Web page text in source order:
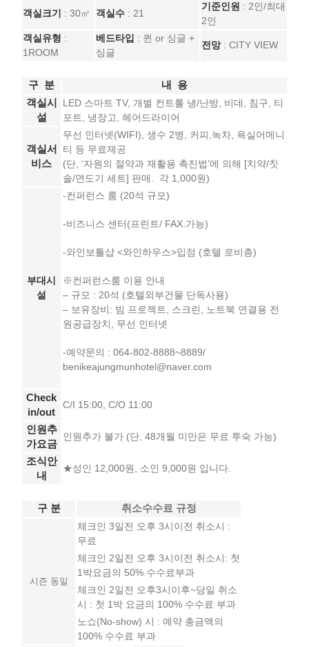
객실크기 : 30㎡ 객실수 : 21
기준인원 : 2인/최대
2인
객실유형 :
1ROOM
베드타입 : 퀸 or 싱글 +
싱글
전망: CITY VIEW
구 분
내 용
객실시
설
LED 스마트 TV, 개별 컨트롤 냉/난방, 비데, 침구, 티
포트, 냉장고, 헤어드라이어
객실서
비스
무선 인터넷(WIFI), 생수 2병, 커피,녹차, 욕실어메니
티 등 무료제공
(단, ‘자원의 절약과 재활용 촉진법’에 의해 [치약/칫
솔/면도기 세트] 판매. 각 1,000원)
부대시
설
-컨퍼런스 룸 (20석 규모)
-비즈니스 센터(프린트/ FAX.가능)
-와인보틀샵 <와인하우스>입점 (호텔 로비층)
※컨퍼런스룸 이용 안내
– 규모 : 20석 (호텔외부건물 단독사용)
– 보유장비: 빔 프로젝트, 스크린, 노트북 연결용 전
원공급장치, 무선 인터넷
-예약문의 : 064-802-8888~8889/
benikeajungmunhotel@naver.com
Check
in/out
C/I 15:00, C/O 11:00
인원추
가요금
인원추가 불가 (단, 48개월 미만은 무료 투숙 가능)
조식안
내
★성인 12,000원, 소인 9,000원 입니다.
구 분 취소수수료 규정
시즌 동일
체크인 3일전 오후 3시이전 취소시 :
무료
체크인 2일전 오후 3시이전 취소시: 첫
1박요금의 50% 수수료부과
체크인 2일전 오후3시이후~당일 취소
시 : 첫 1박 요금의 100% 수수료 부과
노쇼(No-show) 시 : 예약 총금액의
100% 수수료 부과